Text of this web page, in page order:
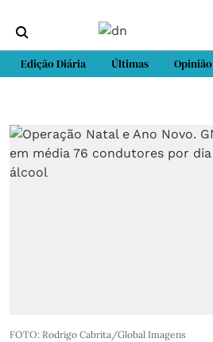
Edição Diária Últimas Opinião
FOTO: Rodrigo Cabrita/Global Imagens